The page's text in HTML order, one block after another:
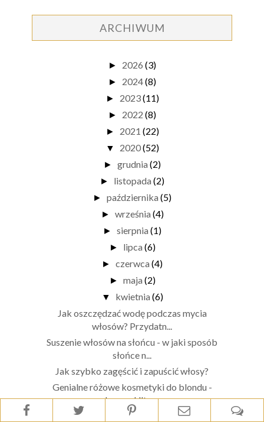
ARCHIWUM
► 2026 (3)
► 2024(8)
► 2023(11)
► 2022 (8)
► 2021 (22)
▼ 2020(52)
► grudnia (2)
► listopada (2)
► października (5)
► września (4)
► sierpnia (1)
► lipca (6)
► czerwca (4)
► maja (2)
▼ kwietnia (6)
Jak oszczędzać wodę podczas mycia
włosów? Przydatn...
Suszenie włosów na słońcu - w jaki sposób
słońce n...
Jak szybko zagęścić i zapuścić włosy?
Genialne różowe kosmetyki do blondu -
Joanna Ultra...
Jak oczyszczam twarz w domu rano i